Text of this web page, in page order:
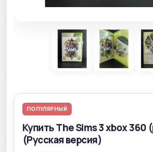
ПОПУЛЯРНЫЙ
Купить The Sims 3 xbox 360
(Русская версия)